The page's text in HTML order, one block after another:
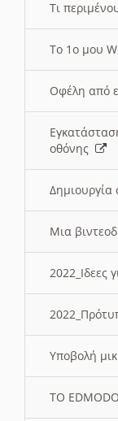
Τι
Το 1ο μου
Οφέλη από
οθόνης
Δημιουργία
Μια
2022_Ιδεες
Υποβολή
ΤΟ